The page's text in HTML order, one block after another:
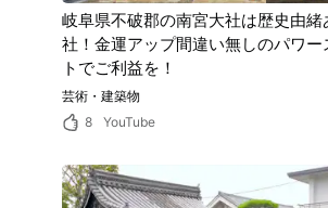
岐阜県不破郡の南宮大社は歴史由緒
社！金運アップ間違い無しのパワー
トでご利益を！
芸術・建築物
8
YouTube